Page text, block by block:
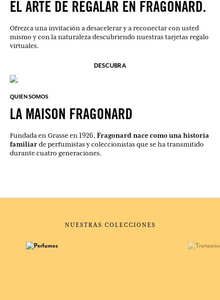
EL ARTE DE REGALAR EN FRAGONARD.
Ofrezca una invitación a desacelerar y a reconectar con usted
mismo y con la naturaleza descubriendo nuestras tarjetas regalo
virtuales.
DESCUBRA
QUIEN SOMOS
LA MAISON FRAGONARD
Fundada en Grasse en 1926, Fragonard nace como una historia
familiarde perfumistas y coleccionistas que se ha transmitido
durante cuatro generaciones.
NUESTRAS COLECCIONES